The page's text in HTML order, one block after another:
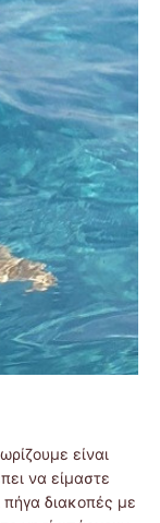
είναι
να είμαστε
διακοπές με